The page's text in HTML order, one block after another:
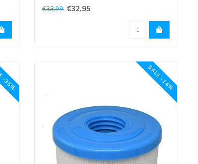
Bovenkant is 5 cm opening en onderkant
€33,99 €32,95
35% SALE -14%